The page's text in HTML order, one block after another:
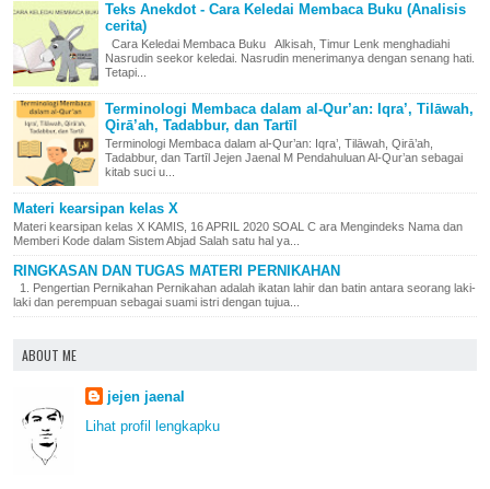
Teks Anekdot - Cara Keledai Membaca Buku (Analisis
cerita)
Cara Keledai Membaca Buku Alkisah, Timur Lenk menghadiahi
Nasrudin seekor keledai. Nasrudin menerimanya dengan senang hati.
Tetapi...
Terminologi Membaca dalam al-Qur’an: Iqra’, Tilāwah,
Qirā’ah, Tadabbur, dan Tartīl
Terminologi Membaca dalam al-Qur’an: Iqra’, Tilāwah, Qirā’ah,
Tadabbur, dan Tartīl Jejen Jaenal M Pendahuluan Al-Qur’an sebagai
kitab suci u...
Materi kearsipan kelas X
Materi kearsipan kelas X KAMIS, 16 APRIL 2020 SOAL C ara Mengindeks Nama dan
Memberi Kode dalam Sistem Abjad Salah satu hal ya...
RINGKASAN DAN TUGAS MATERI PERNIKAHAN
1. Pengertian Pernikahan Pernikahan adalah ikatan lahir dan batin antara seorang laki-
laki dan perempuan sebagai suami istri dengan tujua...
ABOUT ME
jejen jaenal
Lihat profil lengkapku